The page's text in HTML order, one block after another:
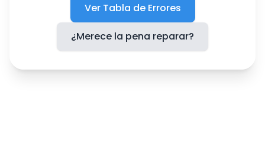
Ver Tabla de Errores
¿Merece la pena reparar?